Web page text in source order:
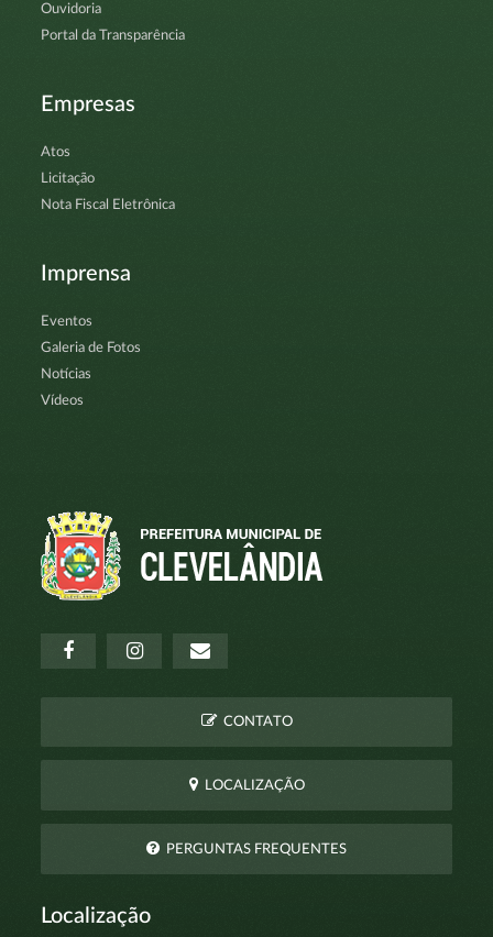
Ouvidoria
Portal da Transparência
Empresas
Atos
Licitação
Nota Fiscal Eletrônica
Imprensa
Eventos
Galeria de Fotos
Notícias
Vídeos
CONTATO
LOCALIZAÇÃO
PERGUNTAS FREQUENTES
Localização